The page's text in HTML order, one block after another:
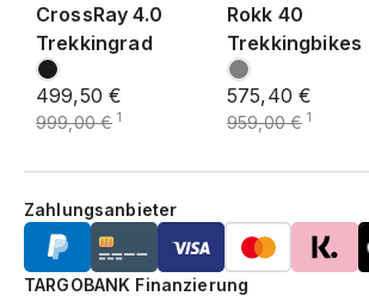
CrossRay 4.0
Trekkingrad
499,50 €
999,00 € 1
Rokk 40
Trekkingbikes
575,40 €
959,00 € 1
TARGOBANK Finanzierung
Zahlungsanbieter